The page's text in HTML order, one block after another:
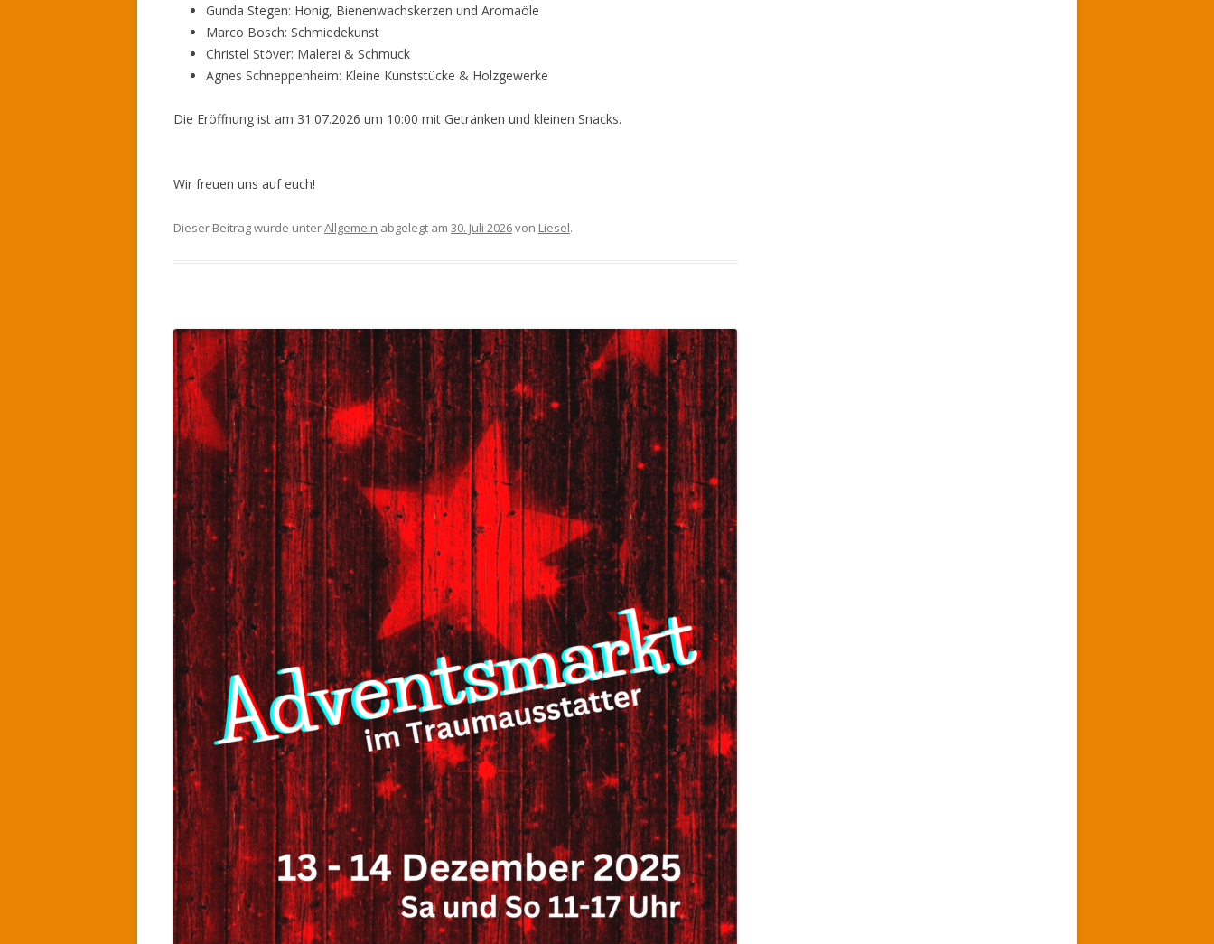
Gunda Stegen: Honig, Bienenwachskerzen und Aromaöle
Marco Bosch: Schmiedekunst
Christel Stöver: Malerei & Schmuck
Agnes Schneppenheim: Kleine Kunststücke & Holzgewerke
Die Eröffnung ist am 31.07.2026 um 10:00 mit Getränken und kleinen Snacks.
Wir freuen uns auf euch!
Dieser Beitrag wurde unterAllgemein abgelegt am 30. Juli 2026von Liesel.